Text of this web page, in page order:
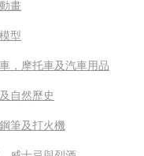
畫
型
，摩托車及汽車用品
自然歷史
筆及打火機